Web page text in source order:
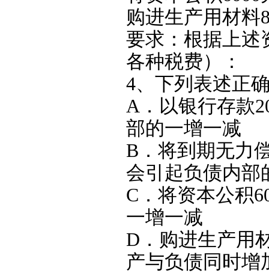
购进生产用材料
要求：根据上述
各种税费）：
4、下列表述正
A．以银行存款
部的一增一减
B．将到期无力
会引起负债内部
C．将资本公积
一增一减
D．购进生产用
产与负债同时增